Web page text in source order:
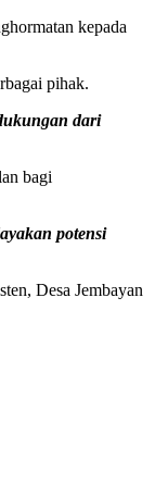
kepada
pihak.
dari
bagi
potensi
Desa Jembayan